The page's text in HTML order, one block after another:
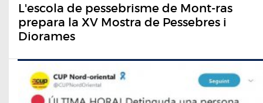
L'escola de pessebrisme de Mont-ras
prepara la XV Mostra de Pessebres i
Diorames